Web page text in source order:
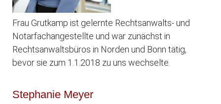
Frau Grutkamp ist gelernte Rechtsanwalts- und
Notarfachangestellte und war zunächst in
Rechtsanwaltsbüros in Norden und Bonn tätig,
bevor sie zum 1.1.2018 zu uns wechselte.
Stephanie Meyer